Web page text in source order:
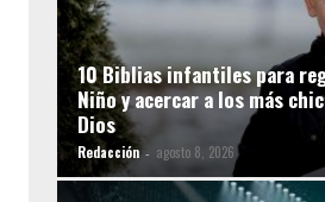
10 Biblias infantiles para
Niño y acercar a los más
Dios
Redacción - agosto 8, 2026